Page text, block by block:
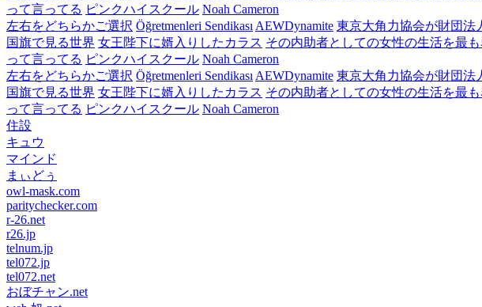
って言ってる ピンクハイスクール Noah Cameron
左右をどちらかご選択 Öğretmenleri Sendikası AEWDynamite 東京大角力協会が財団法
国旗で見る世界 女王陛下に婿入りしたカラス その内助者としての女性の生活を最
って言ってる ピンクハイスクール Noah Cameron
左右をどちらかご選択 Öğretmenleri Sendikası AEWDynamite 東京大角力協会が財団法
国旗で見る世界 女王陛下に婿入りしたカラス その内助者としての女性の生活を最
って言ってる ピンクハイスクール Noah Cameron
住設
キュウ
マインド
まぃどぅ
owl-mask.com
paritychecker.com
r-26.net
r26.jp
telnum.jp
tel072.jp
tel072.net
おぼチャン.net